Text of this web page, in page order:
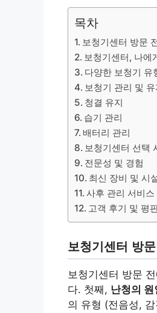
목차
보청기센터 방문
보청기센터, 나에
다양한 보청기 유
보청기 관리 및
청결 유지
습기 관리
배터리 관리
보청기센터 선택
전문성 및 경험
최신 장비 및 시
사후 관리 서비스
고객 후기 및 평
보청기센터 방
보청기센터 방문
다. 첫째, 난청의
의 유형 (전음성,